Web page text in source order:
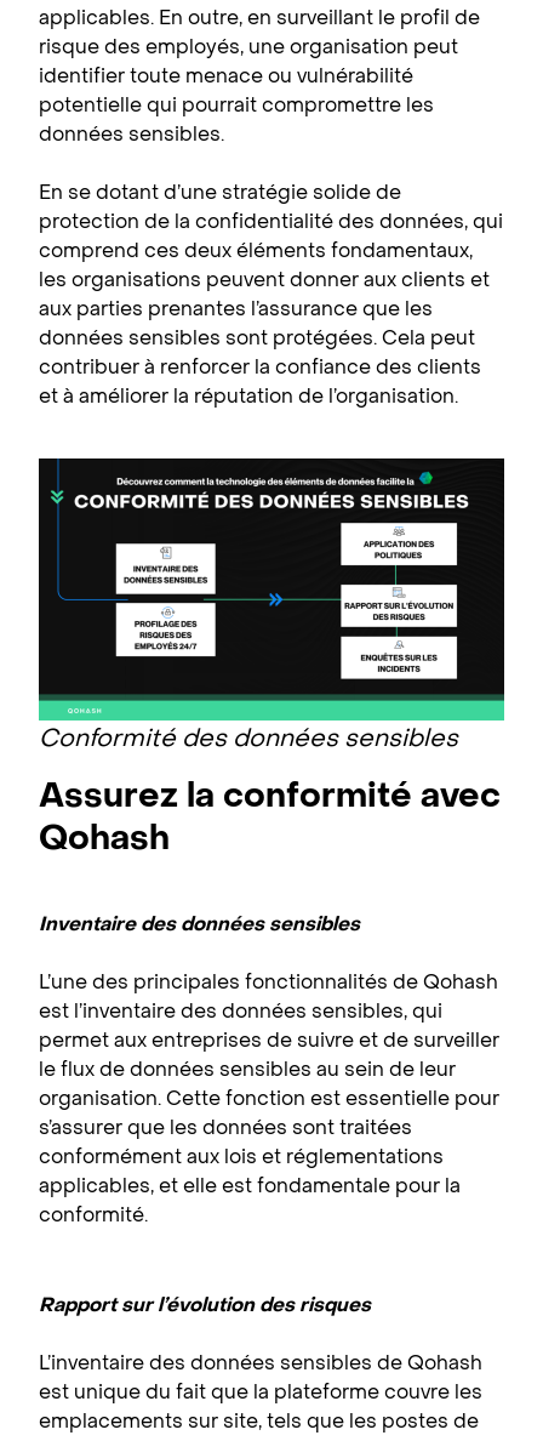
applicables. En outre, en surveillant le profil de
risque des employés, une organisation peut
identifier toute menace ou vulnérabilité
potentielle qui pourrait compromettre les
données sensibles.
En se dotant d’une stratégie solide de
protection de la confidentialité des données, qui
comprend ces deux éléments fondamentaux,
les organisations peuvent donner aux clients et
aux parties prenantes l’assurance que les
données sensibles sont protégées. Cela peut
contribuer à renforcer la confiance des clients
et à améliorer la réputation de l’organisation.
Conformité des données sensibles
Assurez la conformité avec
Qohash
Inventaire des données sensibles
L’une des principales fonctionnalités de Qohash
est l’inventaire des données sensibles, qui
permet aux entreprises de suivre et de surveiller
le flux de données sensibles au sein de leur
organisation. Cette fonction est essentielle pour
s’assurer que les données sont traitées
conformément aux lois et réglementations
applicables, et elle est fondamentale pour la
conformité.
Rapport sur l’évolution des risques
L’inventaire des données sensibles de Qohash
est unique du fait que la plateforme couvre les
emplacements sur site, tels que les postes de